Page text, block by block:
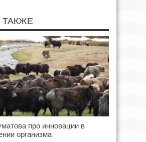
ТАКЖЕ
про инновации в
организма